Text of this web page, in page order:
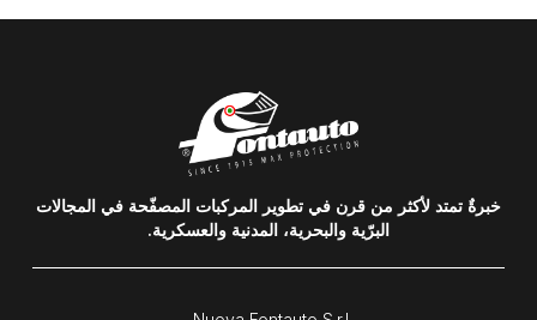
القياسات
خبرةٌ تمتد لأكثر من قرن في تطوير المركبات المصفّحة في المجالات
البرّية والبحرية، المدنية والعسكرية.